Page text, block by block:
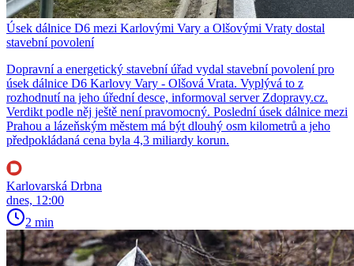
Úsek dálnice D6 mezi Karlovými Vary a Olšovými Vraty dostal
stavební povolení
Dopravní a energetický stavební úřad vydal stavební povolení pro
úsek dálnice D6 Karlovy Vary - Olšová Vrata. Vyplývá to z
rozhodnutí na jeho úřední desce, informoval server Zdopravy.cz.
Verdikt podle něj ještě není pravomocný. Poslední úsek dálnice mezi
Prahou a lázeňským městem má být dlouhý osm kilometrů a jeho
předpokládaná cena byla 4,3 miliardy korun.
Karlovarská Drbna
dnes, 12:00
2 min